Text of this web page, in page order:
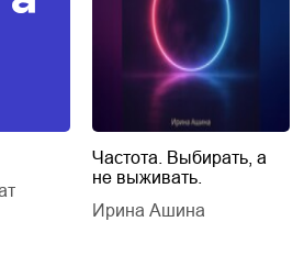
Частота. Выбирать, а
не выживать.
Ирина Ашина